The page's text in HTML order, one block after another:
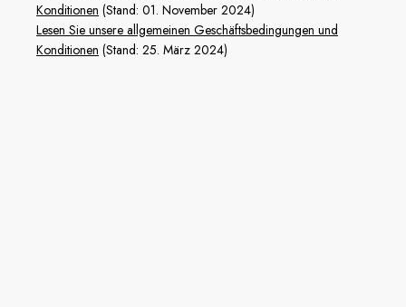
Konditionen (Stand: 01. November 2024)
Lesen Sie unsere allgemeinen Geschäftsbedingungen und
Konditionen (Stand: 25. März 2024)